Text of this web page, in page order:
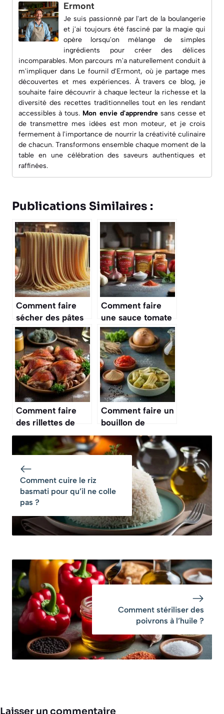
Ermont
Je suis passionné par l'art de la boulangerie
et j'ai toujours été fasciné par la magie qui
opère lorsqu'on mélange de simples
ingrédients pour créer des délices
incomparables. Mon parcours m'a naturellement conduit à
m'impliquer dans Le fournil d'Ermont, où je partage mes
découvertes et mes expériences. À travers ce blog, je
souhaite faire découvrir à chaque lecteur la richesse et la
diversité des recettes traditionnelles tout en les rendant
accessibles à tous. Mon envie d'apprendresans cesse et
de transmettre mes idées est mon moteur, et je crois
fermement à l'importance de nourrir la créativité culinaire
de chacun. Transformons ensemble chaque moment de la
table en une célébration des saveurs authentiques et
raffinées.
Publications Similaires :
Comment faire
sécher des pâtes
fraîches maison
sans machine ?
Comment faire
une sauce tomate
maison pour les
pâtes ?
Comment faire
des rillettes de
poulet maison ?
Comment faire un
bouillon de
légumes maison ?
Comment cuire le riz
basmati pour qu’il ne colle
pas ?
Comment stériliser des
poivrons à l’huile ?
Laisser un commentaire